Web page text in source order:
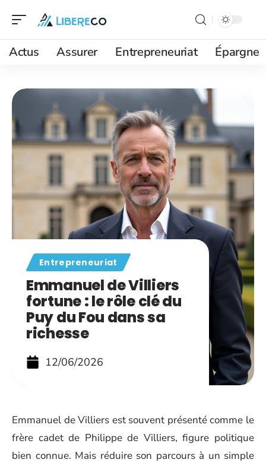
Actus Assurer Entrepreneuriat Épargne
Entrepreneuriat
Emmanuel de Villiers
fortune : le rôle clé du
Puy du Fou dans sa
richesse
12/06/2026
Emmanuel de Villiers est souvent présenté comme le
frère cadet de Philippe de Villiers, figure politique
bien connue. Mais réduire son parcours à un simple